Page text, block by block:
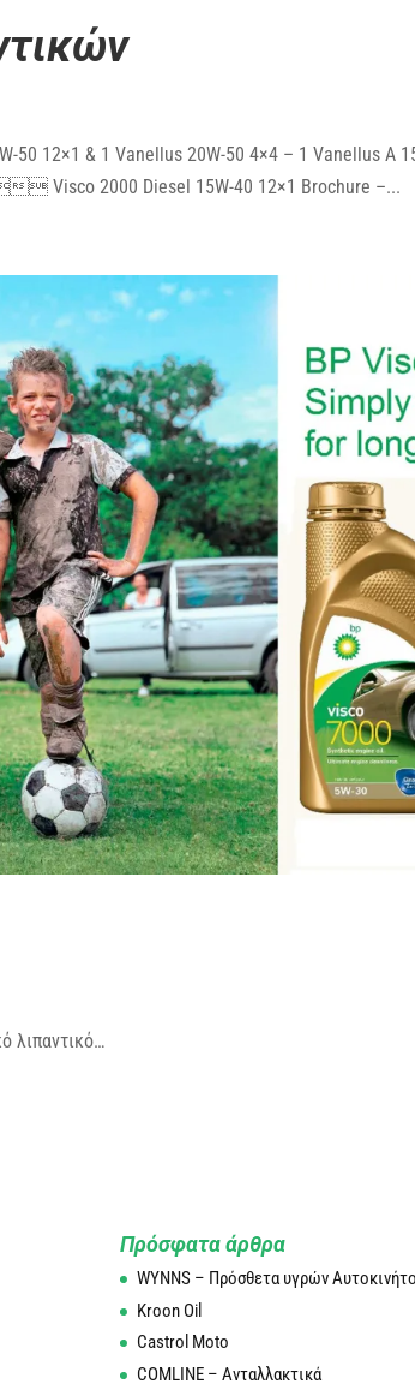
12×1 & 1 Vanellus 20W-50 4×4 – 1 Vanellus A
2000 Diesel 15W-40 12×1 Brochure –...
λιπαντικό…
Πρόσφατα άρθρα
WYNNS – Πρόσθετα υγρών
Kroon Oil
Castrol Moto
COMLINE – Ανταλλακτικά